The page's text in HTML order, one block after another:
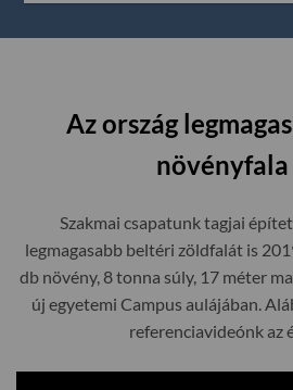
Az ország
növényfala
Szakmai csapatunk tagjai
legmagasabb beltéri zöldfalát is
db növény, 8 tonna súly, 17 méter
új egyetemi Campus aulájában.
referenciavideónk az